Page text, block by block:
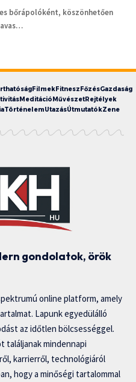
bőrápolóként, köszönhetően
FilmekFitneszFőzésGazdaság
MeditációMűvészetRejtélyek
TörténelemUtazásÚtmutatókZene
gondolatok, örök
online platform, amely
Lapunk egyedülálló
az időtlen bölcsességgel.
találjanak mindennapi
karrierről, technológiáról
hogy a minőségi tartalommal